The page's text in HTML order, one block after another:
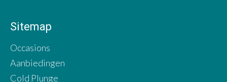
Sitemap
Occasions
Aanbiedingen
Cold Plunge